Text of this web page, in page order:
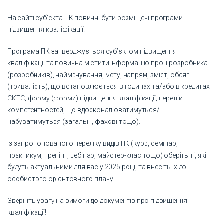
На сайті суб’єкта ПК повинні бути розміщені програми
підвищення кваліфікації.
Програма ПК затверджується суб’єктом підвищення
кваліфікації та повинна містити інформацію про її розробника
(розробників), найменування, мету, напрям, зміст, обсяг
(тривалість), що встановлюється в годинах та/або в кредитах
ЄКТС, форму (форми) підвищення кваліфікації, перелік
компетентностей, що вдосконалюватимуться/
набуватимуться (загальні, фахові тощо).
Із запропонованого переліку видів ПК (курс, семінар,
практикум, тренінг, вебінар, майстер-клас тощо) оберіть ті, які
будуть актуальними для вас у 2025 році, та внесіть їх до
особистого орієнтовного плану.
Зверніть увагу на вимоги до документів про підвищення
кваліфікації!